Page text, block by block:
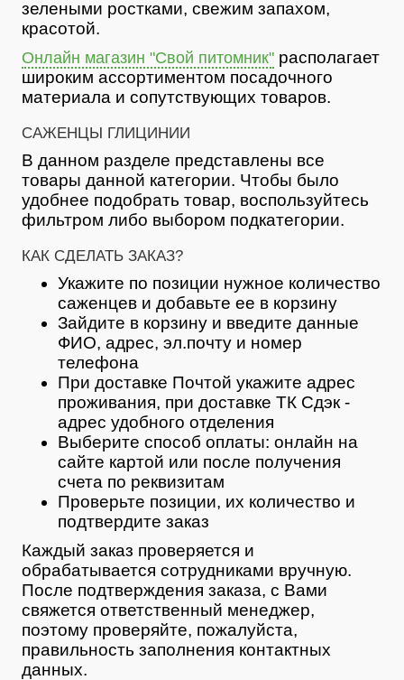
зелеными ростками, свежим запахом,
красотой.
Онлайн магазин "Свой питомник" располагает
широким ассортиментом посадочного
материала и сопутствующих товаров.
САЖЕНЦЫ ГЛИЦИНИИ
В данном разделе представлены все
товары данной категории. Чтобы было
удобнее подобрать товар, воспользуйтесь
фильтром либо выбором подкатегории.
КАК СДЕЛАТЬ ЗАКАЗ?
Укажите по позиции нужное количество
саженцев и добавьте ее в корзину
Зайдите в корзину и введите данные
ФИО, адрес, эл.почту и номер
телефона
При доставке Почтой укажите адрес
проживания, при доставке ТК Сдэк -
адрес удобного отделения
Выберите способ оплаты: онлайн на
сайте картой или после получения
счета по реквизитам
Проверьте позиции, их количество и
подтвердите заказ
Каждый заказ проверяется и
обрабатывается сотрудниками вручную.
После подтверждения заказа, с Вами
свяжется ответственный менеджер,
поэтому проверяйте, пожалуйста,
правильность заполнения контактных
данных.